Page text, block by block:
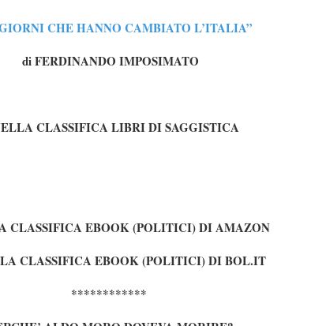
CHE HANNO CAMBIATO L’ITALIA”
di FERDINANDO IMPOSIMATO
CLASSIFICA LIBRI DI SAGGISTICA
CLASSIFICA EBOOK (POLITICI) DI AMAZON
CLASSIFICA EBOOK (POLITICI) DI BOL.IT
************